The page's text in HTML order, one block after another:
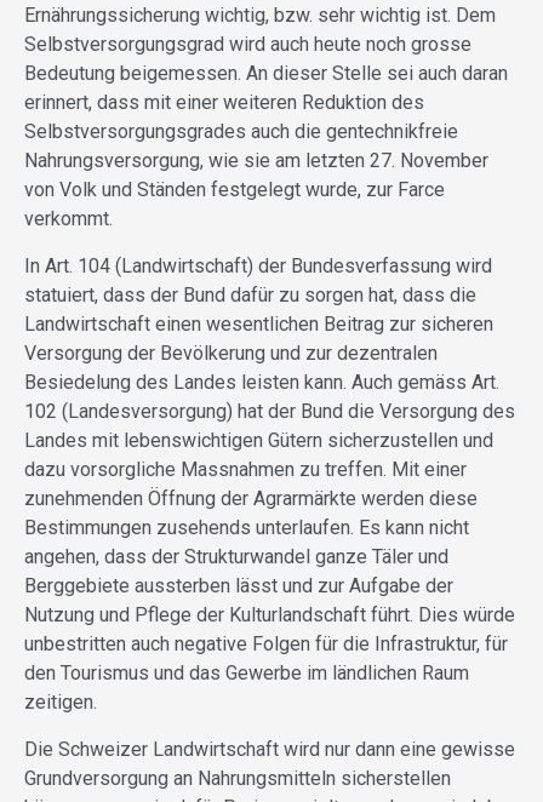
Ernährungssicherung wichtig, bzw. sehr wichtig ist. Dem
Selbstversorgungsgrad wird auch heute noch grosse
Bedeutung beigemessen. An dieser Stelle sei auch daran
erinnert, dass mit einer weiteren Reduktion des
Selbstversorgungsgrades auch die gentechnikfreie
Nahrungsversorgung, wie sie am letzten 27. November
von Volk und Ständen festgelegt wurde, zur Farce
verkommt.
In Art. 104 (Landwirtschaft) der Bundesverfassung wird
statuiert, dass der Bund dafür zu sorgen hat, dass die
Landwirtschaft einen wesentlichen Beitrag zur sicheren
Versorgung der Bevölkerung und zur dezentralen
Besiedelung des Landes leisten kann. Auch gemäss Art.
102 (Landesversorgung) hat der Bund die Versorgung des
Landes mit lebenswichtigen Gütern sicherzustellen und
dazu vorsorgliche Massnahmen zu treffen. Mit einer
zunehmenden Öffnung der Agrarmärkte werden diese
Bestimmungen zusehends unterlaufen. Es kann nicht
angehen, dass der Strukturwandel ganze Täler und
Berggebiete aussterben lässt und zur Aufgabe der
Nutzung und Pflege der Kulturlandschaft führt. Dies würde
unbestritten auch negative Folgen für die Infrastruktur, für
den Tourismus und das Gewerbe im ländlichen Raum
zeitigen.
Die Schweizer Landwirtschaft wird nur dann eine gewisse
Grundversorgung an Nahrungsmitteln sicherstellen